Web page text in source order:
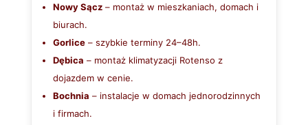
Nowy Sącz– montaż w mieszkaniach, domach i
biurach.
Gorlice– szybkie terminy 24–48h.
Dębica – montaż klimatyzacji Rotenso z
dojazdem w cenie.
Bochnia – instalacje w domach jednorodzinnych
i firmach.